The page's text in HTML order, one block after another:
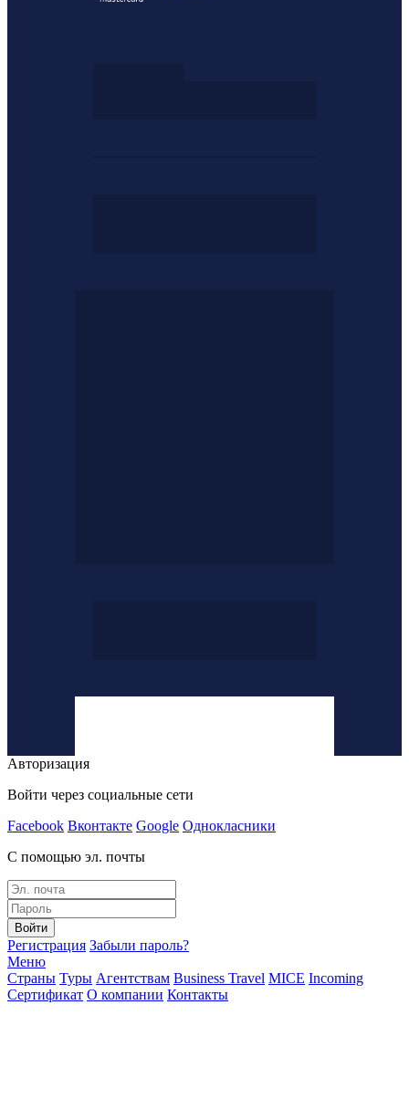
Авторизация
Войти через социальные сети
Facebook Вконтакте Google Однокласники
С помощью эл. почты
Войти
Регистрация Забыли пароль?
Меню
Страны Туры Агентствам Business Travel MICE Incoming
Сертификат О компании Контакты